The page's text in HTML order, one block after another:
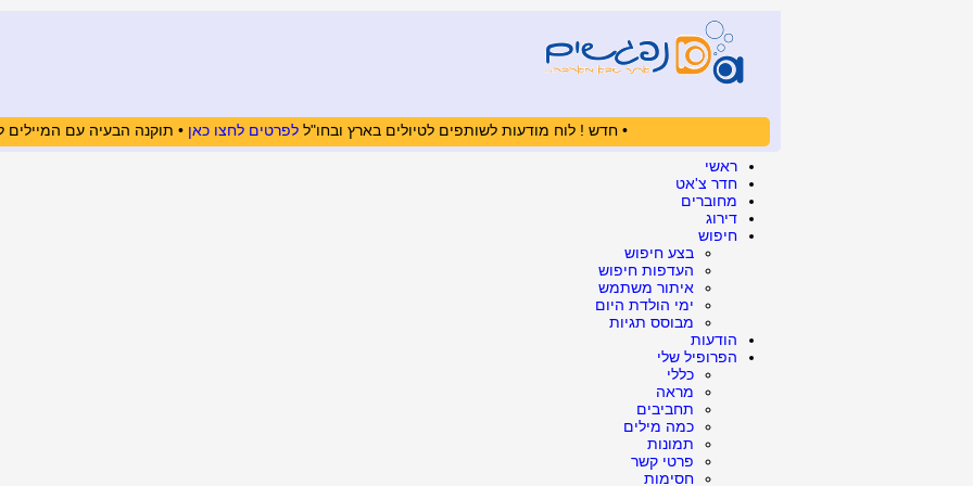
• חדש ! לוח מודעות לשותפים לטיולים בארץ ובחו"ללפרטים לחצו כאן • תוקנה הבעיה עם
ראשי
חדר צ'אט
מחוברים
דירוג
חיפוש
בצע חיפוש
העדפות חיפוש
איתור משתמש
ימי הולדת היום
מבוסס תגיות
הודעות
הפרופיל שלי
כללי
מראה
תחביבים
כמה מילים
תמונות
פרטי קשר
חסימות